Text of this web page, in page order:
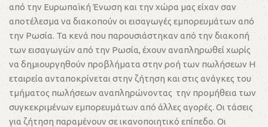
από την Ευρωπαϊκή Ένωση και την χώρα μας είχαν σαν
αποτέλεσμα να διακοπούν οι εισαγωγές εμπορευμάτων από
την Ρωσία. Τα κενά που παρουσιάστηκαν από την διακοπή
των εισαγωγών από την Ρωσία, έχουν αναπληρωθεί χωρίς
να δημιουργηθούν προβλήματα στην ροή των πωλήσεων Η
εταιρεία ανταποκρίνεται στην ζήτηση και στις ανάγκες του
τμήματος πωλήσεων αναπληρώνοντας την προμήθεια των
συγκεκριμένων εμπορευμάτων από άλλες αγορές. Οι τάσεις
για ζήτηση παραμένουν σε ικανοποιητικό επίπεδο. Οι